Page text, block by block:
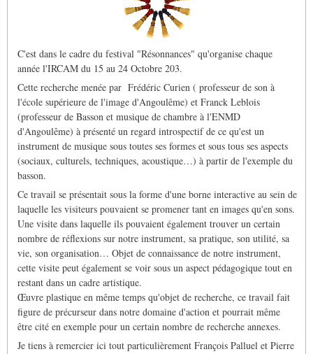
C'est dans le cadre du festival "Résonnances" qu'organise chaque
année l'IRCAM du 15 au 24 Octobre 203.
Cette recherche menée par Frédéric Curien ( professeur de son à
l'école supérieure de l'image d'Angoulême) et Franck Leblois
(professeur de Basson et musique de chambre à l'ENMD
d'Angoulême) à présenté un regard introspectif de ce qu'est un
instrument de musique sous toutes ses formes et sous tous ses aspects
(sociaux, culturels, techniques, acoustique…) à partir de l'exemple du
basson.
Ce travail se présentait sous la forme d'une borne interactive au sein de
laquelle les visiteurs pouvaient se promener tant en images qu'en sons.
Une visite dans laquelle ils pouvaient également trouver un certain
nombre de réflexions sur notre instrument, sa pratique, son utilité, sa
vie, son organisation… Objet de connaissance de notre instrument,
cette visite peut également se voir sous un aspect pédagogique tout en
restant dans un cadre artistique.
Œuvre plastique en même temps qu'objet de recherche, ce travail fait
figure de précurseur dans notre domaine d'action et pourrait même
être cité en exemple pour un certain nombre de recherche annexes.
Je tiens à remercier ici tout particulièrement François Palluel et Pierre